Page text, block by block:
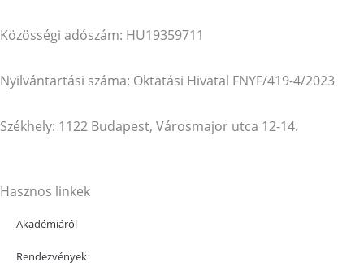
Közösségi adószám: HU19359711
Nyilvántartási száma: Oktatási Hivatal FNYF/419-4/2023
Székhely: 1122 Budapest, Városmajor utca 12-14.
Hasznos linkek
Akadémiáról
Rendezvények